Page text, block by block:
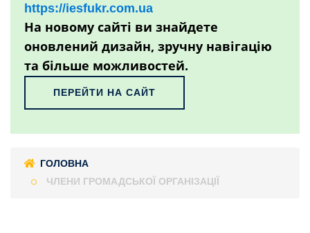
https://iesfukr.com.ua
На новому сайті ви знайдете
оновлений дизайн, зручну навігацію
та більше можливостей.
ПЕРЕЙТИ НА САЙТ
ГОЛОВНА
ЧЛЕНИ ГРОМАДСЬКОЇ ОРГАНІЗАЦІЇ